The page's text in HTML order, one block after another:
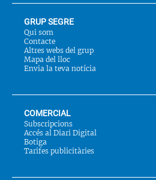
GRUP SEGRE
Qui som
Contacte
Altres webs del grup
Mapa del lloc
Envia la teva notícia
COMERCIAL
Subscripcions
Accés al Diari Digital
Botiga
Tarifes publicitàries